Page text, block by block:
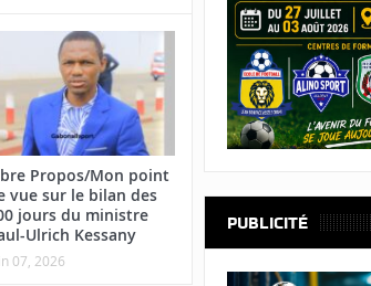
Propos/Mon point
vue sur le bilan des
jours du ministre
Ulrich Kessany
07, 2026
PUBLICITÉ